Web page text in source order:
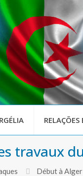
travaux
Début à